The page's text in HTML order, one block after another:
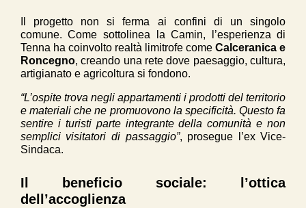
Il progetto non si ferma ai confini di un singolo
comune. Come sottolinea la Camin, l’esperienza di
Tenna ha coinvolto realtà limitrofe comeCalceranica e
Roncegno, creando una rete dove paesaggio, cultura,
artigianato e agricoltura si fondono.
“L’ospite trova negli appartamenti i prodotti del territorio
e materiali che ne promuovono la specificità. Questo fa
sentire i turisti parte integrante della comunità e non
semplici visitatori di passaggio”, prosegue l’ex Vice-
Sindaca.
Il beneficio sociale: l’ottica
dell’accoglienza